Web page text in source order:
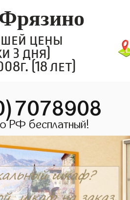
цены
3 дня)
(18 лет)
РФ бесплатный!